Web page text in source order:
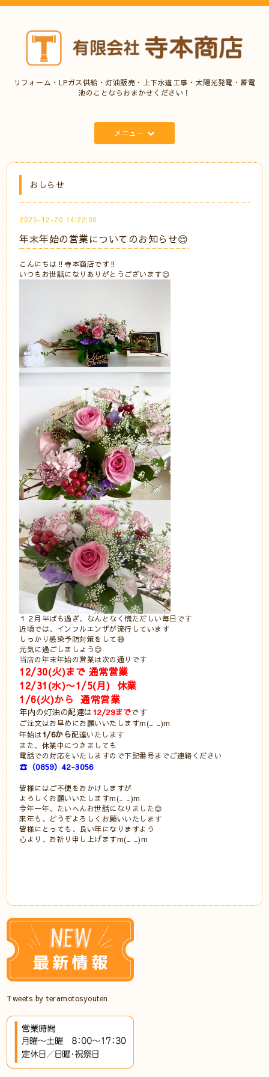
リフォーム・LPガス供給・灯油販売・上下水道工事・太陽光発電・蓄電
池のことならおまかせください！
メニュー
おしらせ
2025-12-20 14:22:00
年末年始の営業についてのお知らせ😌
こんにちは‼️寺本商店です‼️
いつもお世話になりありがとうございます😊
１２月半ばも過ぎ、なんとなく慌ただしい毎日です
近頃では、インフルエンザが流行しています
しっかり感染予防対策をして😷
元気に過ごしましょう😊
当店の年末年始の営業は次の通りです
12/30(火)まで 通常営業
12/31(水)〜1/5(月) 休業
1/6(火)から 通常営業
年内の灯油の配達は12/29までです
ご注文はお早めにお願いいたしますm(_ _)m
年始は1/6から配達いたします
また、休業中につきましても
電話での対応をいたしますので下記番号までご連絡ください
☎（0859）42-3056
皆様にはご不便をおかけしますが
よろしくお願いいたしますm(_ _)m
今年一年、たいへんお世話になりました😌
来年も、どうぞよろしくお願いいたします
皆様にとっても、良い年になりますよう
心より、お祈り申し上げますm(_ _)m
Tweets by teramotosyouten